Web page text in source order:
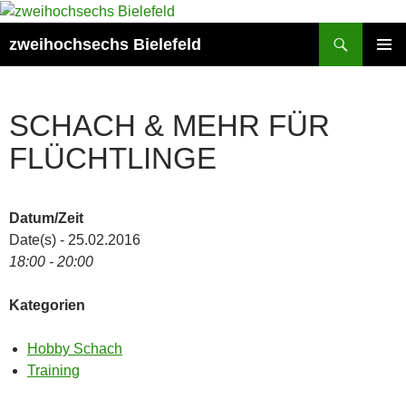
Zum
springen
zweihochsechs Bielefeld
SCHACH & MEHR FÜR
FLÜCHTLINGE
Datum/Zeit
Date(s) - 25.02.2016
18:00 - 20:00
Kategorien
Hobby Schach
Training